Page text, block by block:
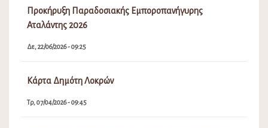
Προκήρυξη Παραδοσιακής Εμποροπανήγυρης
Αταλάντης 2026
Δε, 22/06/2026 - 09:25
Κάρτα Δημότη Λοκρών
Τρ, 07/04/2026 - 09:45